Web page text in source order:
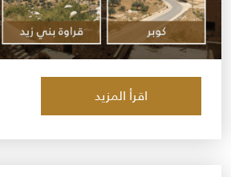
اقرأ المزيد